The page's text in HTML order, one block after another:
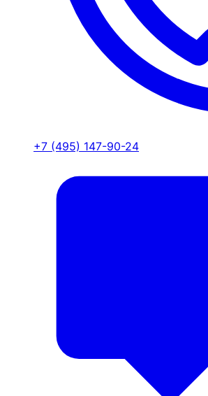
+7 (495) 147-90-24